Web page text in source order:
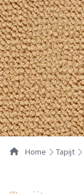
Home tapijt